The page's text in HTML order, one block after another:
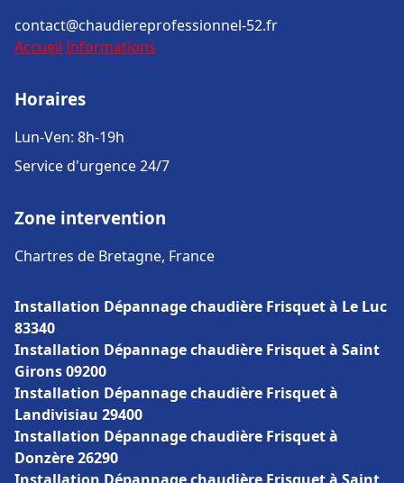
contact@chaudiereprofessionnel-52.fr
Accueil Informations
Horaires
Lun-Ven: 8h-19h
Service d'urgence 24/7
Zone intervention
Chartres de Bretagne, France
Installation Dépannage chaudière Frisquet à Le Luc
83340
Installation Dépannage chaudière Frisquet à Saint
Girons 09200
Installation Dépannage chaudière Frisquet à
Landivisiau 29400
Installation Dépannage chaudière Frisquet à
Donzère 26290